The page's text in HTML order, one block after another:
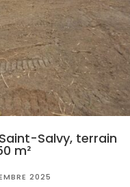
Salvy, terrain
m²
2025